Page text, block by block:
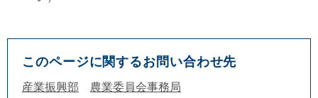
このページに関するお問い合わせ先
産業振興部
農業委員会事務局